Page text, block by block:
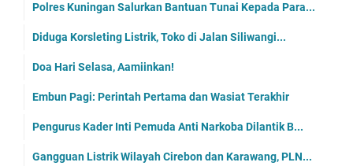
Polres Kuningan Salurkan Bantuan Tunai Kepada Para...
Diduga Korsleting Listrik, Toko di Jalan Siliwangi...
Doa Hari Selasa, Aamiinkan!
Embun Pagi: Perintah Pertama dan Wasiat Terakhir
Pengurus Kader Inti Pemuda Anti Narkoba Dilantik B...
Gangguan Listrik Wilayah Cirebon dan Karawang, PLN...